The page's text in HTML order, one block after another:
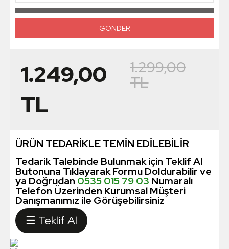
1.249,00
TL
1.299,00
TL
ÜRÜN TEDARİKLE TEMİN EDİLEBİLİR
Tedarik Talebinde Bulunmak için Teklif Al
Butonuna Tıklayarak Formu Doldurabilir ve
ya Doğrudan 0535 015 79 03 Numaralı
Telefon Üzerinden Kurumsal Müşteri
Danışmanımız ile Görüşebilirsiniz
☰ Teklif Al